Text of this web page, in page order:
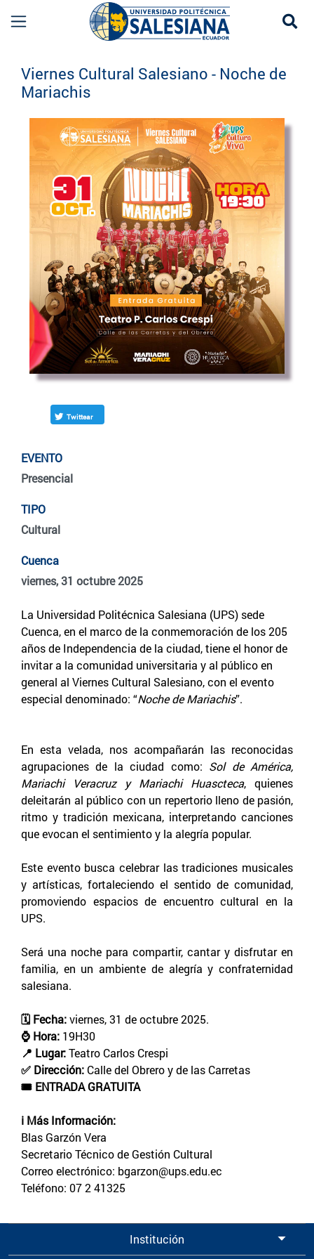
Viernes Cultural Salesiano - Noche de
Mariachis
Twittear
EVENTO
Presencial
TIPO
Cultural
Cuenca
viernes, 31 octubre 2025
La Universidad Politécnica Salesiana (UPS) sede
Cuenca, en el marco de la conmemoración de los 205
años de Independencia de la ciudad, tiene el honor de
invitar a la comunidad universitaria y al público en
general al Viernes Cultural Salesiano, con el evento
especial denominado: “Noche de Mariachis”.
En esta velada, nos acompañarán las reconocidas
agrupaciones de la ciudad como: Sol de América,
Mariachi Veracruz y Mariachi Huascteca, quienes
deleitarán al público con un repertorio lleno de pasión,
ritmo y tradición mexicana, interpretando canciones
que evocan el sentimiento y la alegría popular.
Este evento busca celebrar las tradiciones musicales
y artísticas, fortaleciendo el sentido de comunidad,
promoviendo espacios de encuentro cultural en la
UPS.
Será una noche para compartir, cantar y disfrutar en
familia, en un ambiente de alegría y confraternidad
salesiana.
🗓️ Fecha:viernes, 31 de octubre 2025.
⌚ Hora: 19H30
📍 Lugar:Teatro Carlos Crespi
✅ Dirección: Calle del Obrero y de las Carretas
🎟️ ENTRADA GRATUITA
ℹ️ Más Información:
Blas Garzón Vera
Secretario Técnico de Gestión Cultural
Correo electrónico: bgarzon@ups.edu.ec
Teléfono: 07 2 41325
Institución